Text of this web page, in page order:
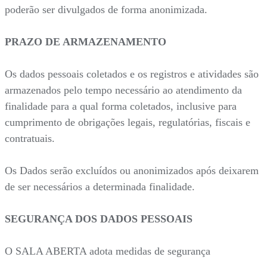
poderão ser divulgados de forma anonimizada.
PRAZO DE ARMAZENAMENTO
Os dados pessoais coletados e os registros e atividades são
armazenados pelo tempo necessário ao atendimento da
finalidade para a qual forma coletados, inclusive para
cumprimento de obrigações legais, regulatórias, fiscais e
contratuais.
Os Dados serão excluídos ou anonimizados após deixarem
de ser necessários a determinada finalidade.
SEGURANÇA DOS DADOS PESSOAIS
O SALA ABERTA adota medidas de segurança